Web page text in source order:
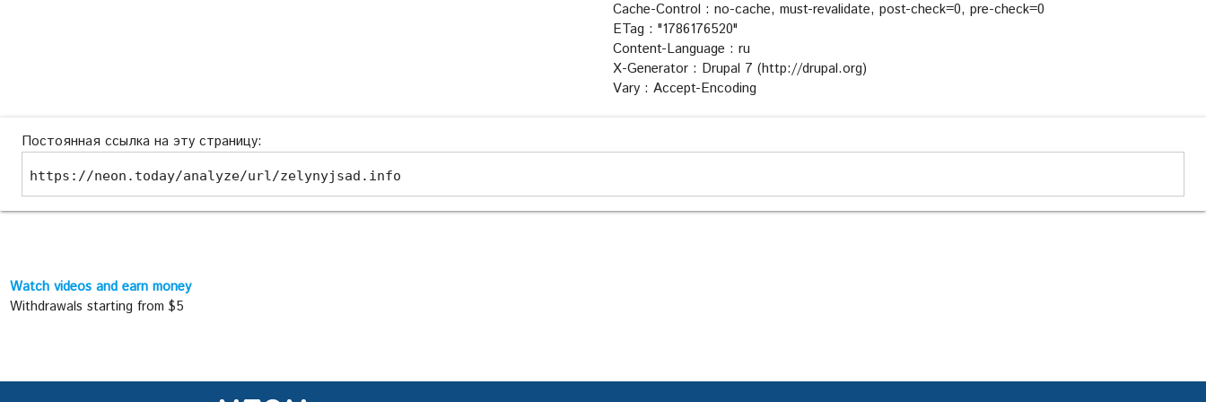
Cache-Control : no-cache, must-revalidate, post-check=0, pre-check=0
ETag : "1786176520"
Content-Language : ru
X-Generator : Drupal 7 (http://drupal.org)
Vary : Accept-Encoding
Постоянная ссылка на эту страницу:
https://neon.today/analyze/url/zelynyjsad.info
Watch videos and earn money
Withdrawals starting from $5